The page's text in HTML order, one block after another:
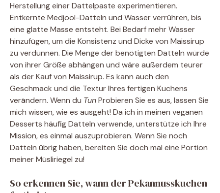
Herstellung einer Dattelpaste experimentieren.
Entkernte Medjool-Datteln und Wasser verrühren, bis
eine glatte Masse entsteht. Bei Bedarf mehr Wasser
hinzufügen, um die Konsistenz und Dicke von Maissirup
zu verdünnen. Die Menge der benötigten Datteln würde
von ihrer Größe abhängen und wäre außerdem teurer
als der Kauf von Maissirup. Es kann auch den
Geschmack und die Textur Ihres fertigen Kuchens
verändern. Wenn du TunProbieren Sie es aus, lassen Sie
mich wissen, wie es ausgeht! Da ich in meinen veganen
Desserts häufig Datteln verwende, unterstütze ich Ihre
Mission, es einmal auszuprobieren. Wenn Sie noch
Datteln übrig haben, bereiten Sie doch mal eine Portion
meiner Müsliriegel zu!
So erkennen Sie, wann der Pekannusskuchen